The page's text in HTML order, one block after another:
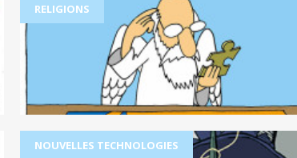
RELIGIONS
NOUVELLES TECHNOLOGIES